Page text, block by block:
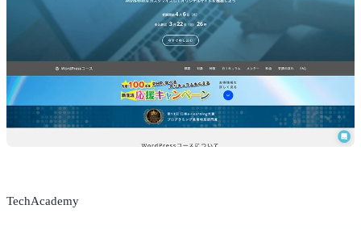
TechAcademy